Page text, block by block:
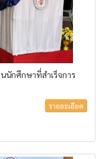
กศึกษาที่สำเร็จการ
รายละเอียด